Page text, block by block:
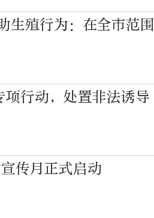
生殖行为：在全市范围
行动，处置非法诱导
传月正式启动